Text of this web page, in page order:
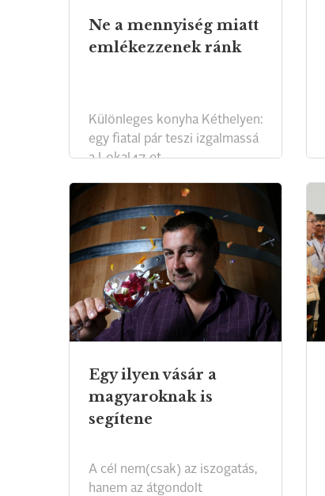
Ne a mennyiség miatt
emlékezzenek ránk
Különleges konyha Kéthelyen:
egy fiatal pár teszi izgalmassá
a Lokal47-et.
Egy ilyen vásár a
magyaroknak is
segítene
A cél nem(csak) az iszogatás,
hanem az átgondolt